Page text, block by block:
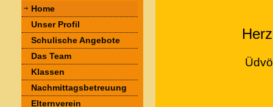
Home
Unser Profil
Schulische Angebote
Das Team
Klassen
Nachmittagsbetreuung
Elternverein